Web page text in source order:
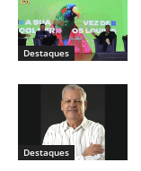
Destaques
Destaques